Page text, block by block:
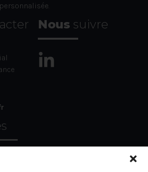
personnalisée.
Nous suivre